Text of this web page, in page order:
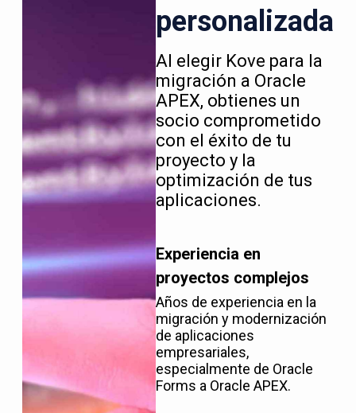
personalizada
Al elegir Kove para la
migración a Oracle
APEX, obtienes un
socio comprometido
con el éxito de tu
proyecto y la
optimización de tus
aplicaciones.
Experiencia en
proyectos complejos
Años de experiencia en la
migración y modernización
de aplicaciones
empresariales,
especialmente de Oracle
Forms a Oracle APEX.